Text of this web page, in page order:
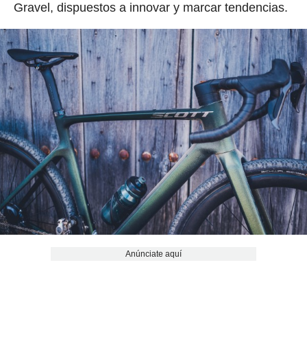
Gravel, dispuestos a innovar y marcar tendencias.
Anúnciate aquí